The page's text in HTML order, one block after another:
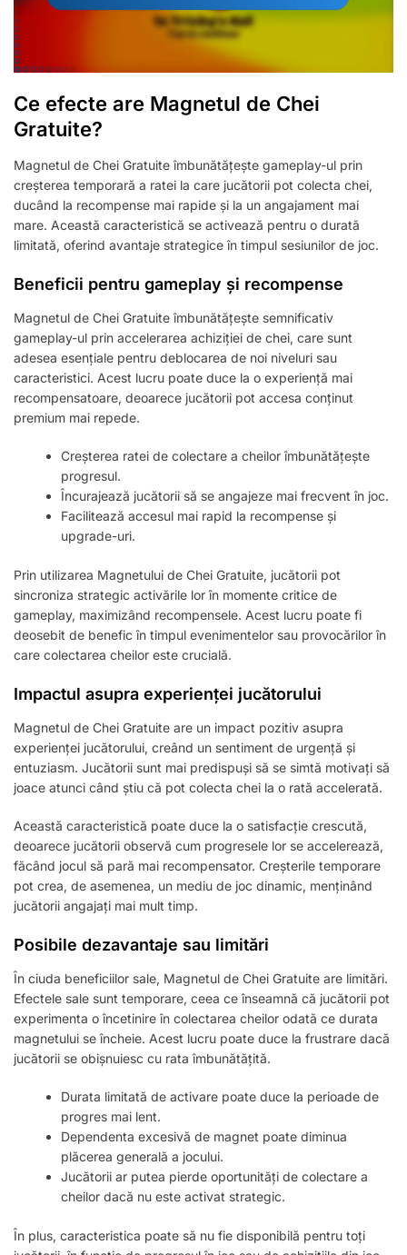
Ce efecte are Magnetul de Chei
Gratuite?
Magnetul de Chei Gratuite îmbunătățește gameplay-ul prin
creșterea temporară a ratei la care jucătorii pot colecta chei,
ducând la recompense mai rapide și la un angajament mai
mare. Această caracteristică se activează pentru o durată
limitată, oferind avantaje strategice în timpul sesiunilor de joc.
Beneficii pentru gameplay și recompense
Magnetul de Chei Gratuite îmbunătățește semnificativ
gameplay-ul prin accelerarea achiziției de chei, care sunt
adesea esențiale pentru deblocarea de noi niveluri sau
caracteristici. Acest lucru poate duce la o experiență mai
recompensatoare, deoarece jucătorii pot accesa conținut
premium mai repede.
Creșterea ratei de colectare a cheilor îmbunătățește
progresul.
Încurajează jucătorii să se angajeze mai frecvent în joc.
Facilitează accesul mai rapid la recompense și
upgrade-uri.
Prin utilizarea Magnetului de Chei Gratuite, jucătorii pot
sincroniza strategic activările lor în momente critice de
gameplay, maximizând recompensele. Acest lucru poate fi
deosebit de benefic în timpul evenimentelor sau provocărilor în
care colectarea cheilor este crucială.
Impactul asupra experienței jucătorului
Magnetul de Chei Gratuite are un impact pozitiv asupra
experienței jucătorului, creând un sentiment de urgență și
entuziasm. Jucătorii sunt mai predispuși să se simtă motivați să
joace atunci când știu că pot colecta chei la o rată accelerată.
Această caracteristică poate duce la o satisfacție crescută,
deoarece jucătorii observă cum progresele lor se accelerează,
făcând jocul să pară mai recompensator. Creșterile temporare
pot crea, de asemenea, un mediu de joc dinamic, menținând
jucătorii angajați mai mult timp.
Posibile dezavantaje sau limitări
În ciuda beneficiilor sale, Magnetul de Chei Gratuite are limitări.
Efectele sale sunt temporare, ceea ce înseamnă că jucătorii pot
experimenta o încetinire în colectarea cheilor odată ce durata
magnetului se încheie. Acest lucru poate duce la frustrare dacă
jucătorii se obișnuiesc cu rata îmbunătățită.
Durata limitată de activare poate duce la perioade de
progres mai lent.
Dependenta excesivă de magnet poate diminua
plăcerea generală a jocului.
Jucătorii ar putea pierde oportunități de colectare a
cheilor dacă nu este activat strategic.
În plus, caracteristica poate să nu fie disponibilă pentru toți